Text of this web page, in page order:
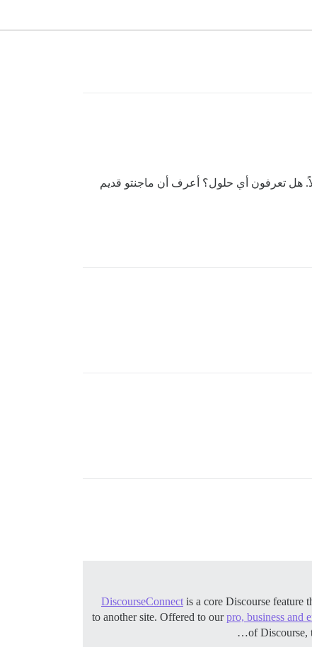
هل تعرفون أي حلول؟ أعرف أن ماجنتو قديم
DiscourseConnect is a core Discourse feature
to another site. Offered to ourpro, business and
of Discourse,